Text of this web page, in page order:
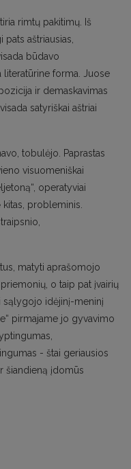
rimtų pakitimų. Iš
aštriausias,
būdavo
literatūrine forma. Juose
ir demaskavimas
satyriškai aštriai
tobulėjo. Paprastas
visuomeniškai
operatyviai
kitas, probleminis.
matyti aprašomojo
o taip pat įvairių
sąlygojo idėjinį-meninį
pirmajame jo gyvavimo
- štai geriausios
šiandieną įdomūs